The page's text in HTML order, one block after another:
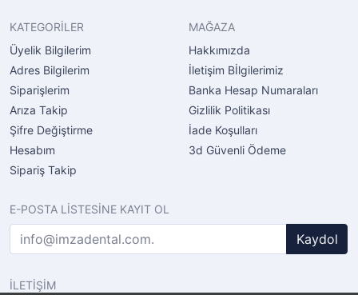
KATEGORİLER
Üyelik Bilgilerim
Adres Bilgilerim
Siparişlerim
Arıza Takip
Şifre Değiştirme
Hesabım
Sipariş Takip
MAĞAZA
Hakkımızda
İletişim Bİlgilerimiz
Banka Hesap Numaraları
Gizlilik Politikası
İade Koşulları
3d Güvenli Ödeme
E-POSTA LİSTESİNE KAYIT OL
Kaydol
İLETİŞİM